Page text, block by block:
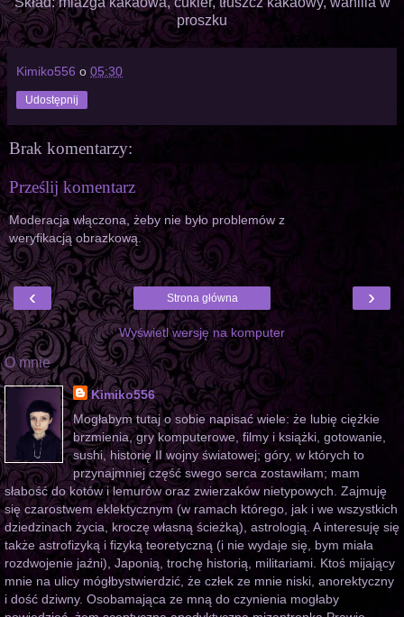
proszku
Kimiko556 o 05:30
Udostępnij
Brak komentarzy:
Prześlij komentarz
Moderacja włączona, żeby nie było problemów z
weryfikacją obrazkową.
‹ ›
Strona główna
Wyświetl wersję na komputer
O mnie
Kimiko556
Mogłabym tutaj o sobie napisać wiele: że lubię ciężkie
brzmienia, gry komputerowe, filmy i książki, gotowanie,
sushi, historię II wojny światowej; góry, w których to
przynajmniej część swego serca zostawiłam; mam
słabość do kotów i lemurów oraz zwierzaków nietypowych. Zajmuję
się czarostwem eklektycznym (w ramach którego, jak i we wszystkich
dziedzinach życia, kroczę własną ścieżką), astrologią. A interesuję się
także astrofizyką i fizyką teoretyczną (i nie wydaje się, bym miała
rozdwojenie jaźni), Japonią, trochę historią, militariami. Ktoś mijający
mnie na ulicy mógłbystwierdzić, że człek ze mnie niski, anorektyczny
i dość dziwny. Osobamająca ze mną do czynienia mogłaby